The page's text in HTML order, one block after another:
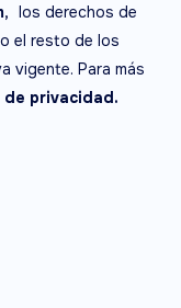
los derechos de
el resto de los
vigente. Para más
privacidad.